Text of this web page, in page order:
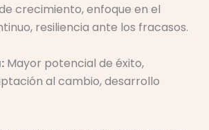
crecimiento, enfoque en el
resiliencia ante los fracasos.
Mayor potencial de éxito,
al cambio, desarrollo